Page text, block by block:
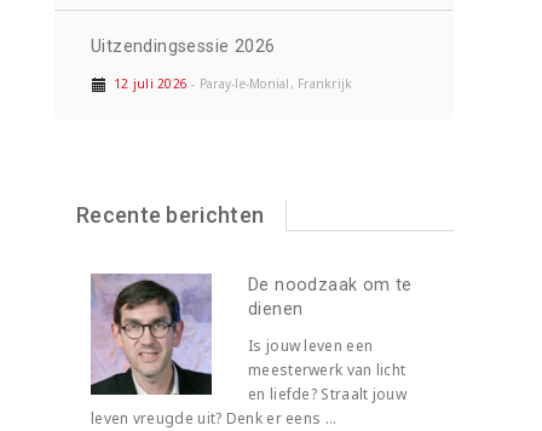
Uitzendingsessie 2026
12 juli 2026 - Paray-le-Monial, Frankrijk
Recente berichten
De noodzaak om te
dienen
Is jouw leven een
meesterwerk van licht
en liefde? Straalt jouw
leven vreugde uit? Denk er eens ...